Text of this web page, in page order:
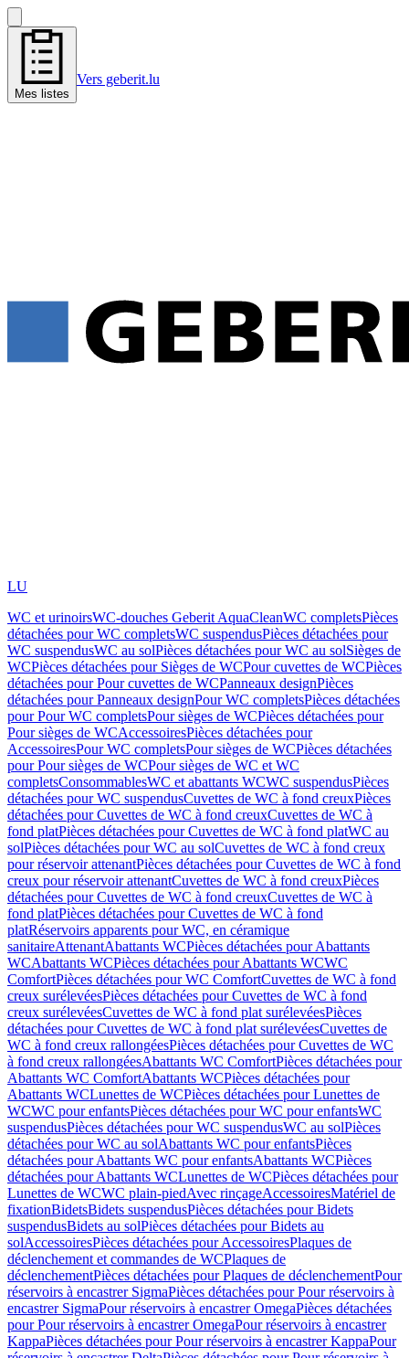
Mes listes
Vers geberit.lu
LU
WC et urinoirsWC-douches Geberit AquaCleanWC completsPièces
détachées pour WC completsWC suspendusPièces détachées pour
WC suspendusWC au solPièces détachées pour WC au solSièges de
WCPièces détachées pour Sièges de WCPour cuvettes de WCPièces
détachées pour Pour cuvettes de WCPanneaux designPièces
détachées pour Panneaux designPour WC completsPièces détachées
pour Pour WC completsPour sièges de WCPièces détachées pour
Pour sièges de WCAccessoiresPièces détachées pour
AccessoiresPour WC completsPour sièges de WCPièces détachées
pour Pour sièges de WCPour sièges de WC et WC
completsConsommablesWC et abattants WCWC suspendusPièces
détachées pour WC suspendusCuvettes de WC à fond creuxPièces
détachées pour Cuvettes de WC à fond creuxCuvettes de WC à
fond platPièces détachées pour Cuvettes de WC à fond platWC au
solPièces détachées pour WC au solCuvettes de WC à fond creux
pour réservoir attenantPièces détachées pour Cuvettes de WC à fond
creux pour réservoir attenantCuvettes de WC à fond creuxPièces
détachées pour Cuvettes de WC à fond creuxCuvettes de WC à
fond platPièces détachées pour Cuvettes de WC à fond
platRéservoirs apparents pour WC, en céramique
sanitaireAttenantAbattants WCPièces détachées pour Abattants
WCAbattants WCPièces détachées pour Abattants WCWC
ComfortPièces détachées pour WC ComfortCuvettes de WC à fond
creux surélevéesPièces détachées pour Cuvettes de WC à fond
creux surélevéesCuvettes de WC à fond plat surélevéesPièces
détachées pour Cuvettes de WC à fond plat surélevéesCuvettes de
WC à fond creux rallongéesPièces détachées pour Cuvettes de WC
à fond creux rallongéesAbattants WC ComfortPièces détachées pour
Abattants WC ComfortAbattants WCPièces détachées pour
Abattants WCLunettes de WCPièces détachées pour Lunettes de
WCWC pour enfantsPièces détachées pour WC pour enfantsWC
suspendusPièces détachées pour WC suspendusWC au solPièces
détachées pour WC au solAbattants WC pour enfantsPièces
détachées pour Abattants WC pour enfantsAbattants WCPièces
détachées pour Abattants WCLunettes de WCPièces détachées pour
Lunettes de WCWC plain-piedAvec rinçageAccessoiresMatériel de
fixationBidetsBidets suspendusPièces détachées pour Bidets
suspendusBidets au solPièces détachées pour Bidets au
solAccessoiresPièces détachées pour AccessoiresPlaques de
déclenchement et commandes de WCPlaques de
déclenchementPièces détachées pour Plaques de déclenchementPour
réservoirs à encastrer SigmaPièces détachées pour Pour réservoirs à
encastrer SigmaPour réservoirs à encastrer OmegaPièces détachées
pour Pour réservoirs à encastrer OmegaPour réservoirs à encastrer
KappaPièces détachées pour Pour réservoirs à encastrer KappaPour